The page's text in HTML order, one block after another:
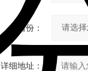
省份：
详细地址：